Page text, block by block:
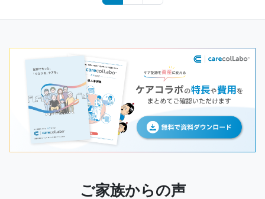
ご家族からの声